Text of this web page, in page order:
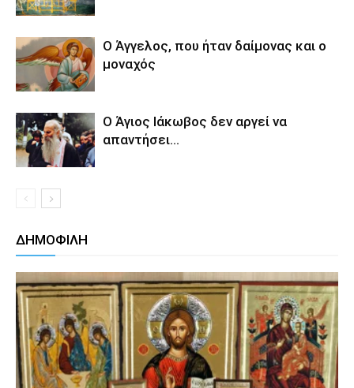
Ο Άγγελος, που ήταν δαίμονας και ο
μοναχός
Ο Άγιος Ιάκωβος δεν αργεί να
απαντήσει…
ΔΗΜΟΦΙΛΗ